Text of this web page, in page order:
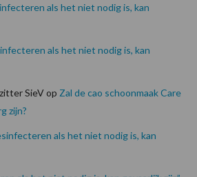
als het niet nodig is, kan
als het niet nodig is, kan
SieVop Zal de cao schoonmaak Care
zijn?
als het niet nodig is, kan